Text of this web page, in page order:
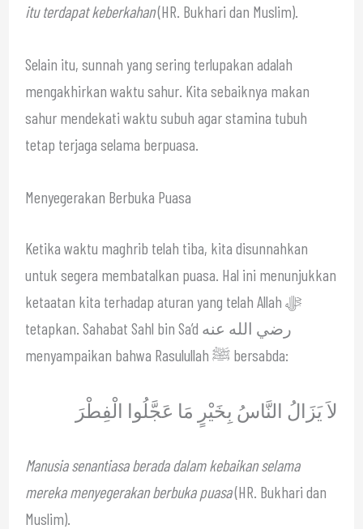
itu terdapat keberkahan(HR. Bukhari dan Muslim).
Selain itu, sunnah yang sering terlupakan adalah
mengakhirkan waktu sahur. Kita sebaiknya makan
sahur mendekati waktu subuh agar stamina tubuh
tetap terjaga selama berpuasa.
Menyegerakan Berbuka Puasa
Ketika waktu maghrib telah tiba, kita disunnahkan
untuk segera membatalkan puasa. Hal ini menunjukkan
ketaatan kita terhadap aturan yang telah Allah ﷻ
tetapkan. Sahabat Sahl bin Sa’d رضي الله عنه
menyampaikan bahwa Rasulullah ﷺ bersabda:
لاَ يَزَالُ النَّاسُ بِخَيْرٍ مَا عَجَّلُوا الْفِطْرَ
Manusia senantiasa berada dalam kebaikan selama
mereka menyegerakan berbuka puasa(HR. Bukhari dan
Muslim).